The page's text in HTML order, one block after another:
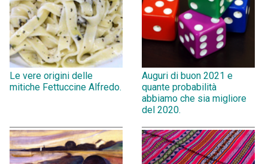
Le vere origini delle
mitiche Fettuccine Alfredo.
Auguri di buon 2021 e
quante probabilità
abbiamo che sia migliore
del 2020.